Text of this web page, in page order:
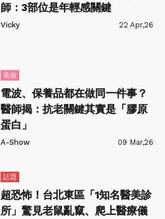
師：3部位是年輕感關鍵
Vicky 22 Apr,26
美妝
電波、保養品都在做同一件事？
醫師揭：抗老關鍵其實是「膠原
蛋白」
A-Show 09 Mar,26
話題
超恐怖！台北東區「1知名醫美診
所」驚見老鼠亂竄、爬上醫療儀